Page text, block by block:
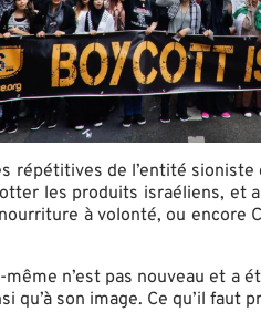
répétitives de l’entité
les produits israéliens, et
à volonté, ou encore
n’est pas nouveau et a
qu’à son image. Ce qu’il